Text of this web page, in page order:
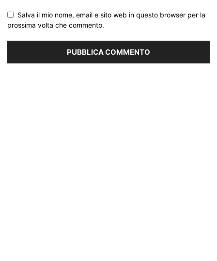
Salva il mio nome, email e sito web in questo browser per la
prossima volta che commento.